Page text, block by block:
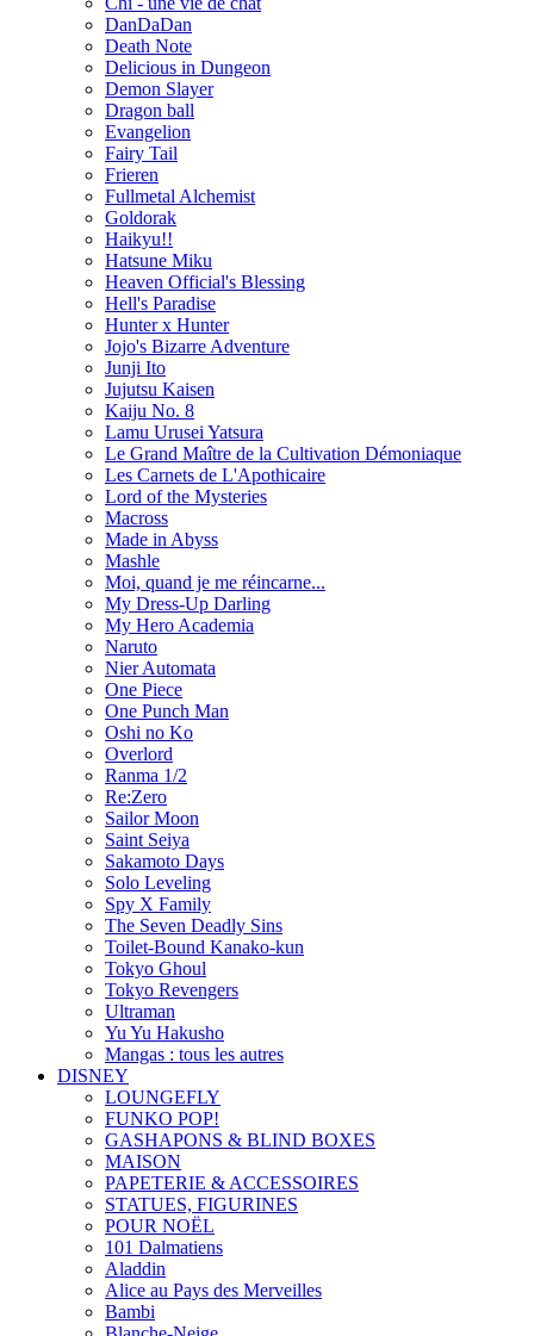
DanDaDan
Death Note
Delicious in Dungeon
Demon Slayer
Dragon ball
Evangelion
Fairy Tail
Frieren
Fullmetal Alchemist
Goldorak
Haikyu!!
Hatsune Miku
Heaven Official's Blessing
Hell's Paradise
Hunter x Hunter
Jojo's Bizarre Adventure
Junji Ito
Jujutsu Kaisen
Kaiju No. 8
Lamu Urusei Yatsura
Le Grand Maître de la Cultivation Démoniaque
Les Carnets de L'Apothicaire
Lord of the Mysteries
Macross
Made in Abyss
Mashle
Moi, quand je me réincarne...
My Dress-Up Darling
My Hero Academia
Naruto
Nier Automata
One Piece
One Punch Man
Oshi no Ko
Overlord
Ranma 1/2
Re:Zero
Sailor Moon
Saint Seiya
Sakamoto Days
Solo Leveling
Spy X Family
The Seven Deadly Sins
Toilet-Bound Kanako-kun
Tokyo Ghoul
Tokyo Revengers
Ultraman
Yu Yu Hakusho
Mangas : tous les autres
DISNEY
LOUNGEFLY
FUNKO POP!
GASHAPONS & BLIND BOXES
MAISON
PAPETERIE & ACCESSOIRES
STATUES, FIGURINES
POUR NOËL
101 Dalmatiens
Aladdin
Alice au Pays des Merveilles
Bambi